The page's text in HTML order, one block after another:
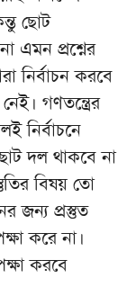
ছোট
এমন প্রশ্নের
নির্বাচন করবে
গণতন্ত্রের
নির্বাচনে
দল থাকবে না
বিষয় তো
জন্য প্রস্তুত
করে না।
করবে